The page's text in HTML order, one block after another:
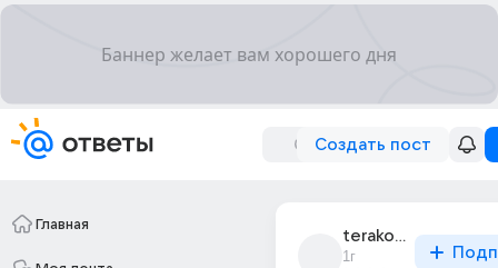
Создать пост
Главная
terakotyaaa
1г